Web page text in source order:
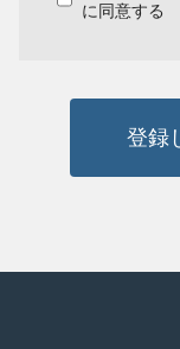
に同意する
登録